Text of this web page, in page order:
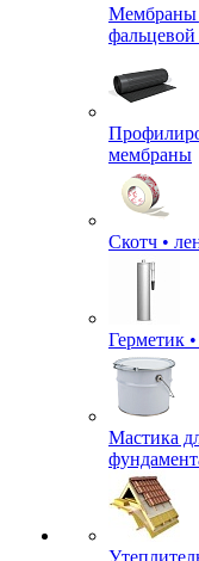
Мембраны
мембраны
Скотч •
Герметик
Мастика